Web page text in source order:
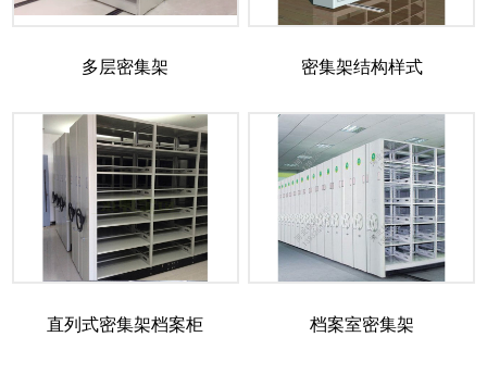
多层密集架 密集架结构样式
直列式密集架档案柜 档案室密集架